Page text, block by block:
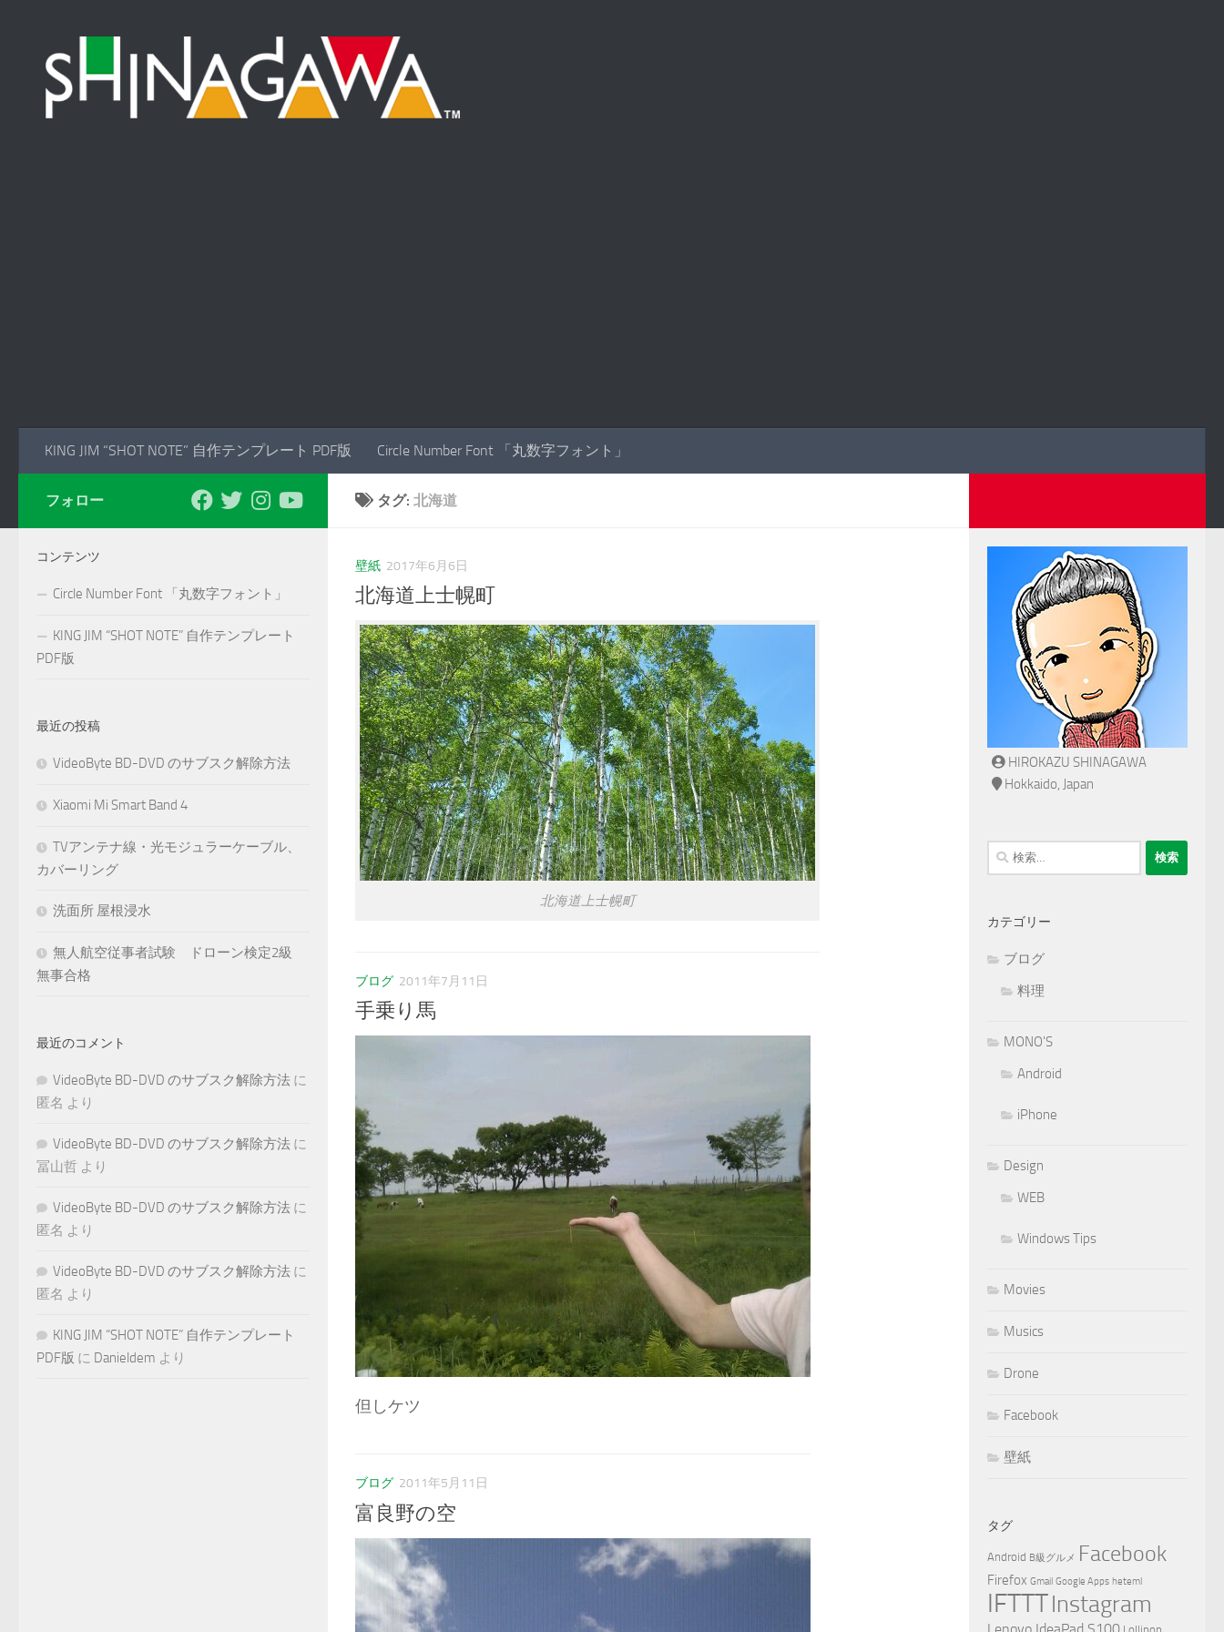
KING JIM “SHOT NOTE” 自作テンプレート PDF版 Circle Number Font 「丸数字フォント」
タグ: 北海道
壁紙 2017年6月6日
北海道上士幌町
北海道上士幌町
ブログ 2011年7月11日
手乗り馬
但しケツ
ブログ 2011年5月11日
富良野の空
フォロー
コンテンツ
Circle Number Font 「丸数字フォント」
KING JIM “SHOT NOTE” 自作テンプレート
PDF版
最近の投稿
VideoByte BD-DVD のサブスク解除方法
Xiaomi Mi Smart Band 4
TVアンテナ線・光モジュラーケーブル、
カバーリング
洗面所 屋根浸水
無人航空従事者試験 ドローン検定2級
無事合格
最近のコメント
VideoByte BD-DVD のサブスク解除方法 に
匿名 より
VideoByte BD-DVD のサブスク解除方法 に
冨山哲 より
VideoByte BD-DVD のサブスク解除方法 に
匿名 より
VideoByte BD-DVD のサブスク解除方法 に
匿名 より
KING JIM “SHOT NOTE” 自作テンプレート
PDF版 に Danieldem より
HIROKAZU SHINAGAWA
Hokkaido, Japan
検
索:
カテゴリー
ブログ
料理
MONO'S
Android
iPhone
Design
WEB
Windows Tips
Movies
Musics
Drone
Facebook
壁紙
タグ
Android B級グルメ Facebook
Firefox Gmail Google Apps heteml
IFTTTInstagram